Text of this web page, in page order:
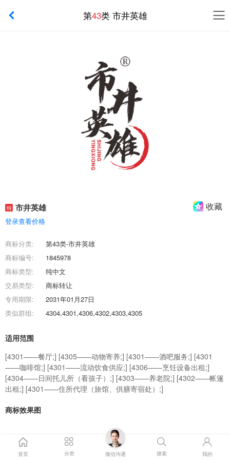
第43类 市井英雄
特 市井英雄 收藏
登录查看价格
商标分类:
第43类-市井英雄
商标编号:
1845978
商标类型:
纯中文
交易类型:
商标转让
专用期限:
2031年01月27日
类似群组:
4304,4301,4306,4302,4303,4305
适用范围
[4301——餐厅;] [4305——动物寄养;] [4301——酒吧服务;] [4301
——咖啡馆;] [4301——流动饮食供应;] [4306——烹饪设备出租;]
[4304——日间托儿所（看孩子）;] [4303——养老院;] [4302——帐篷
出租;] [4301——住所代理（旅馆、供膳寄宿处）;]
商标效果图
商标交易流程
首页 分类 微信沟通 搜索 我的